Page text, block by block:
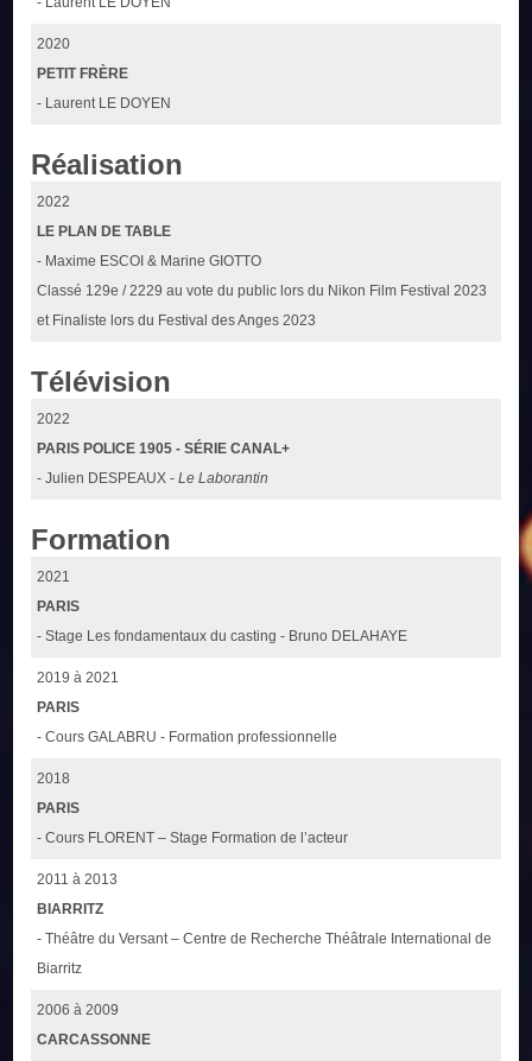
2020
PETIT FRÈRE
- Laurent LE DOYEN
Réalisation
2022
LE PLAN DE TABLE
- Maxime ESCOI & Marine GIOTTO
Classé 129e / 2229 au vote du public lors du Nikon Film Festival 2023
et Finaliste lors du Festival des Anges 2023
Télévision
2022
PARIS POLICE 1905 - SÉRIE CANAL+
- Julien DESPEAUX -Le Laborantin
Formation
2021
PARIS
- Stage Les fondamentaux du casting - Bruno DELAHAYE
2019 à 2021
PARIS
- Cours GALABRU - Formation professionnelle
2018
PARIS
- Cours FLORENT – Stage Formation de l’acteur
2011 à 2013
BIARRITZ
- Théâtre du Versant – Centre de Recherche Théâtrale International de
Biarritz
2006 à 2009
CARCASSONNE